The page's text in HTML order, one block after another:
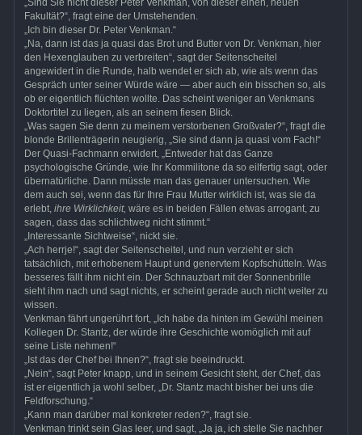
Fakultät?“, fragt eine der Umstehenden.
„Ich bin dieser Dr. Peter Venkman.“
„Na, dann ist das ja quasi das Brot und Butter von Dr. Venkman, hier
den Hexenglauben zu verbreiten“, sagt der Seitenscheitel
angewidert in die Runde, halb wendet er sich ab, wie als wenn das
Gespräch unter seiner Würde wäre — aber auch ein bisschen so, als
ob er eigentlich flüchten wollte. Das scheint weniger an Venkmans
Doktortitel zu liegen, als an seinem fiesen Blick.
„Was sagen Sie denn zu meinem verstorbenen Großvater?“, fragt die
blonde Brillenträgerin neugierig, „Sie sind dann ja quasi vom Fach!“
Der Quasi-Fachmann erwidert, „Entweder hat das Ganze
psychologische Gründe, wie Ihr Kommilitone da so eilfertig sagt, oder
übernatürliche. Dann müsste man das genauer untersuchen. Wie
dem auch sei, wenn das für Ihre Frau Mutter wirklich ist, was sie da
erlebt, ihre Wirklichkeit, wäre es in beiden Fällen etwas arrogant, zu
sagen, dass das schlichtweg nicht stimmt.“
„Interessante Sichtweise“, nickt sie.
„Ach herrje!“, sagt der Seitenscheitel, und nun verzieht er sich
tatsächlich, mit erhobenem Haupt und genervtem Kopfschütteln. Was
besseres fällt ihm nicht ein. Der Schnauzbart mit der Sonnenbrille
sieht ihm nach und sagt nichts, er scheint gerade auch nicht weiter zu
wissen.
Venkman fährt ungerührt fort, „Ich habe da hinten im Gewühl meinen
Kollegen Dr. Stantz, der würde ihre Geschichte womöglich mit auf
seine Liste nehmen!“
„Ist das der Chef bei Ihnen?“, fragt sie beeindruckt.
„Nein“, sagt Peter knapp, und in seinem Gesicht steht, der Chef, das
ist er eigentlich ja wohl selber, „Dr. Stantz macht bisher bei uns die
Feldforschung.“
„Kann man darüber mal konkreter reden?“, fragt sie.
Venkman trinkt sein Glas leer, und sagt, „Ja ja, ich stelle Sie nachher